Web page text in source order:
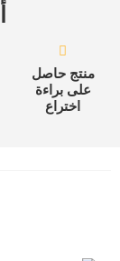
منتج حاصل
على براءة
اختراع